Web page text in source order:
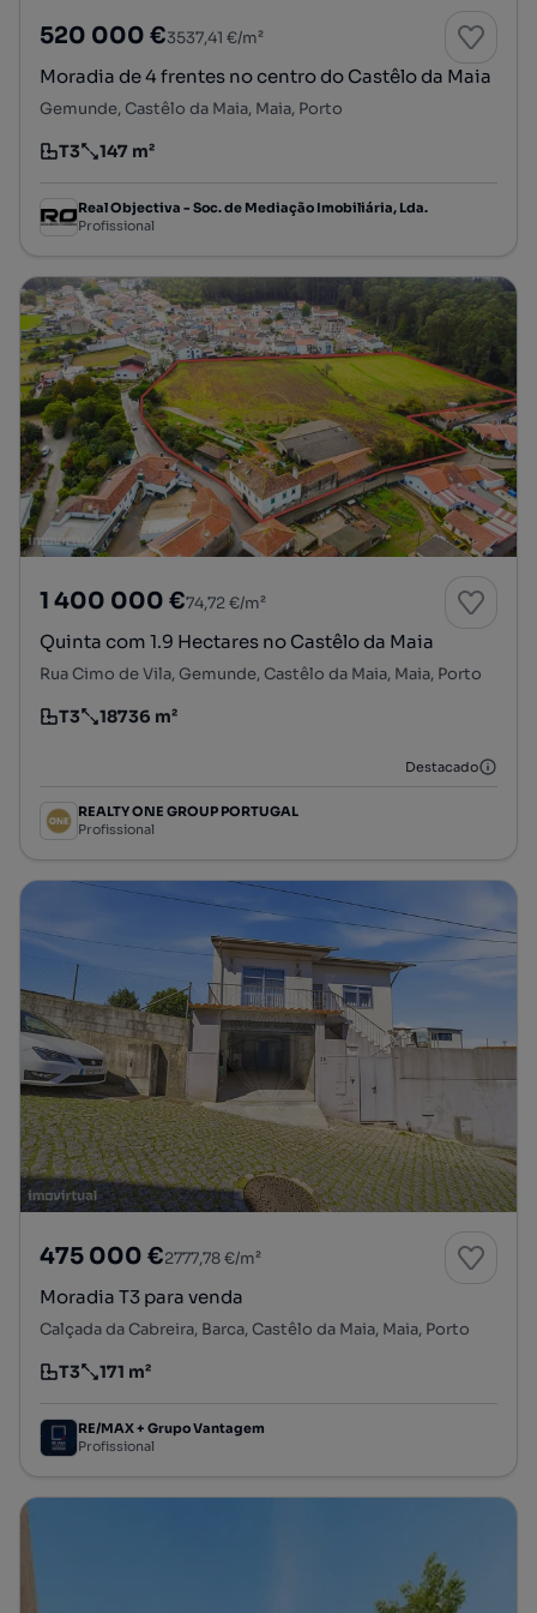
520 000 €3537,41 €/m²
Moradia de 4 frentes no centro do Castêlo da Maia
Gemunde, Castêlo da Maia, Maia, Porto
Tipologia
T3
Preço por metro quadrado
147 m²
Real Objectiva - Soc. de Mediação Imobiliária, Lda.
Profissional
1 400 000 €74,72 €/m²
Quinta com 1.9 Hectares no Castêlo da Maia
Rua Cimo de Vila, Gemunde, Castêlo da Maia, Maia, Porto
Tipologia
T3
Preço por metro quadrado
18736 m²
Destacado
REALTY ONE GROUP PORTUGAL
Profissional
475 000 €2777,78 €/m²
Moradia T3 para venda
Calçada da Cabreira, Barca, Castêlo da Maia, Maia, Porto
Tipologia
T3
Preço por metro quadrado
171 m²
RE/MAX + Grupo Vantagem
Profissional